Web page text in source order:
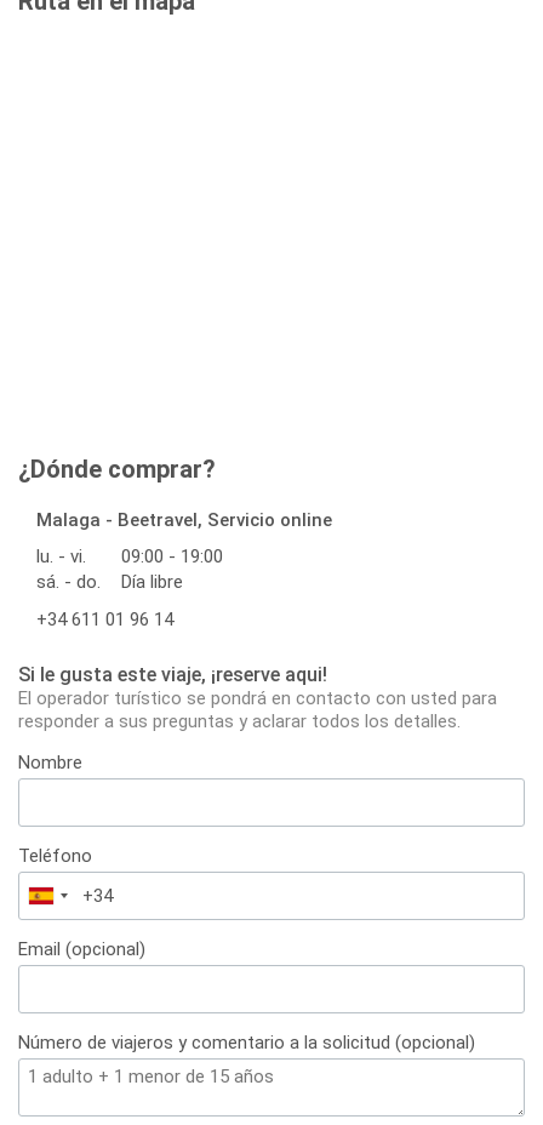
¿Dónde comprar?
Malaga - Beetravel, Servicio online
lu. - vi.
09:00 - 19:00
sá. - do.
Día libre
+34 611 01 96 14
Si le gusta este viaje, ¡reserve aqui!
El operador turístico se pondrá en contacto con usted para
responder a sus preguntas y aclarar todos los detalles.
Nombre
Teléfono
España
+34
Email (opcional)
Número de viajeros y comentario a la solicitud (opcional)